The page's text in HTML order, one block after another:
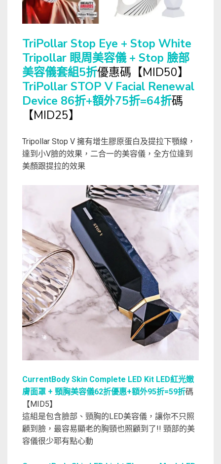
TriPollar Stop Eye + Stop White
Tripollar 眼周美容儀 + Stop 臉部
美容儀套組5折優惠碼【MID50】
TriPollar STOP V Facial Renewal
Device 86折+額外75折=64折碼
【MID25】
Tripollar Stop V 擁有增生膠原蛋白及提拉下顎線，
達到小V臉的效果，二合一的美容儀，全方位達到
美顏跟提拉的效果
CurrentBody Skin Complete LED Kit LED紅光嫩
膚面罩 + 頸胸美容儀62折優惠+額外95折=59折碼
【MID5】
這組是包含臉部、頸胸的LED美容儀，讓你不只照
顧到臉，最容易顯老的胸頸也照顧到了!! 頸部的美
容儀很少耶有點心動